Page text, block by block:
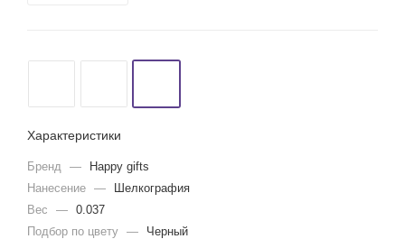
Характеристики
Бренд —
Happy gifts
Нанесение —
Шелкография
Вес
— 0.037
Подбор по цвету —
Черный